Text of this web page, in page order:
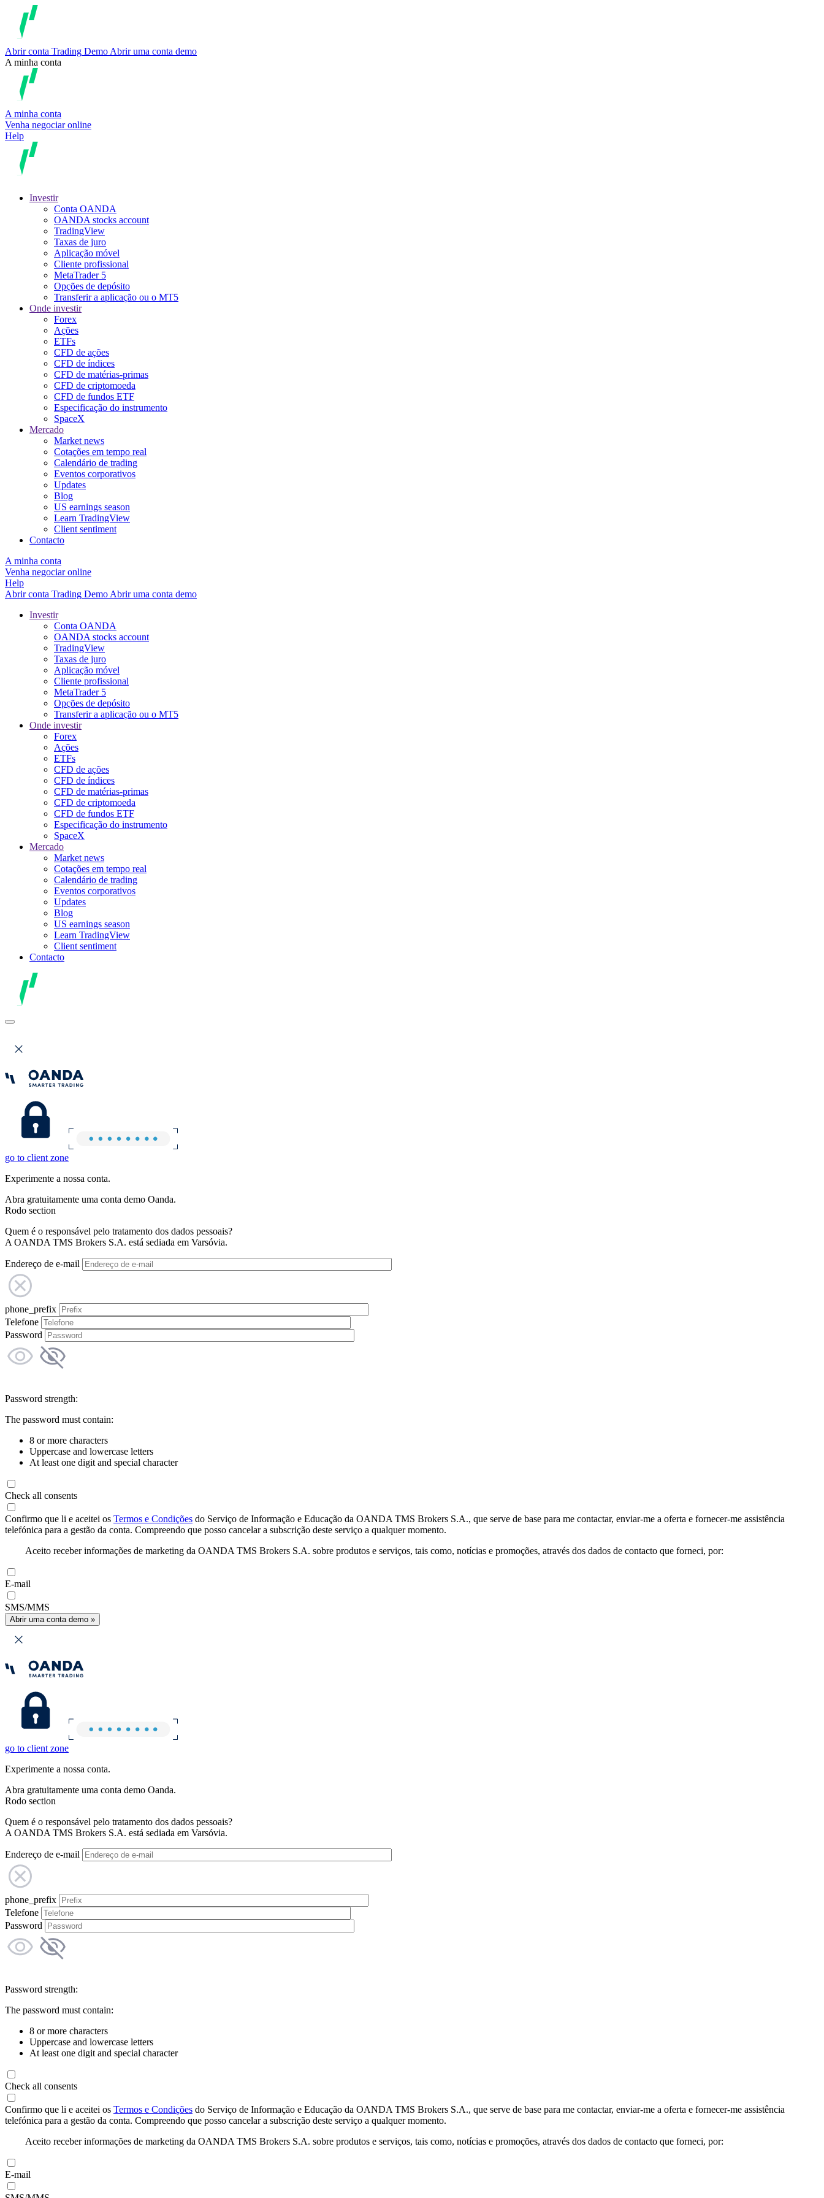
Abrir conta Trading Demo Abrir uma conta demo
A minha conta
A minha conta
Venha negociar online
Help
Investir
Conta OANDA
OANDA stocks account
TradingView
Taxas de juro
Aplicação móvel
Cliente profissional
MetaTrader 5
Opções de depósito
Transferir a aplicação ou o MT5
Onde investir
Forex
Ações
ETFs
CFD de ações
CFD de índices
CFD de matérias-primas
CFD de criptomoeda
CFD de fundos ETF
Especificação do instrumento
SpaceX
Mercado
Market news
Cotações em tempo real
Calendário de trading
Eventos corporativos
Updates
Blog
US earnings season
Learn TradingView
Client sentiment
Contacto
A minha conta
Venha negociar online
Help
Abrir conta Trading Demo Abrir uma conta demo
Investir
Conta OANDA
OANDA stocks account
TradingView
Taxas de juro
Aplicação móvel
Cliente profissional
MetaTrader 5
Opções de depósito
Transferir a aplicação ou o MT5
Onde investir
Forex
Ações
ETFs
CFD de ações
CFD de índices
CFD de matérias-primas
CFD de criptomoeda
CFD de fundos ETF
Especificação do instrumento
SpaceX
Mercado
Market news
Cotações em tempo real
Calendário de trading
Eventos corporativos
Updates
Blog
US earnings season
Learn TradingView
Client sentiment
Contacto
go to client zone
Experimente a nossa conta.
Abra gratuitamente uma conta demo Oanda.
Rodo section
Quem é o responsável pelo tratamento dos dados pessoais?
A OANDA TMS Brokers S.A. está sediada em Varsóvia.
Endereço de e-mail
phone_prefix
Telefone
Password
Password strength:
The password must contain:
8 or more characters
Uppercase and lowercase letters
At least one digit and special character
Check all consents
Confirmo que li e aceitei os Termos e Condições do Serviço de Informação e Educação da OANDA TMS Brokers S.A., que serve de base para me contactar, enviar-me a oferta e fornecer-me assistência
telefónica para a gestão da conta. Compreendo que posso cancelar a subscrição deste serviço a qualquer momento.
Aceito receber informações de marketing da OANDA TMS Brokers S.A. sobre produtos e serviços, tais como, notícias e promoções, através dos dados de contacto que forneci, por:
E-mail
SMS/MMS
Abrir uma conta demo »
go to client zone
Experimente a nossa conta.
Abra gratuitamente uma conta demo Oanda.
Rodo section
Quem é o responsável pelo tratamento dos dados pessoais?
A OANDA TMS Brokers S.A. está sediada em Varsóvia.
Endereço de e-mail
phone_prefix
Telefone
Password
Password strength:
The password must contain:
8 or more characters
Uppercase and lowercase letters
At least one digit and special character
Check all consents
Confirmo que li e aceitei os Termos e Condições do Serviço de Informação e Educação da OANDA TMS Brokers S.A., que serve de base para me contactar, enviar-me a oferta e fornecer-me assistência
telefónica para a gestão da conta. Compreendo que posso cancelar a subscrição deste serviço a qualquer momento.
Aceito receber informações de marketing da OANDA TMS Brokers S.A. sobre produtos e serviços, tais como, notícias e promoções, através dos dados de contacto que forneci, por:
E-mail